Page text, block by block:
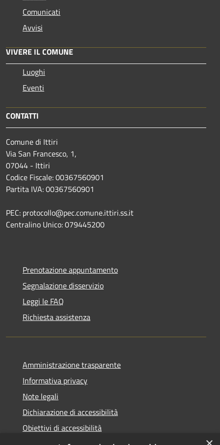
Comunicati
Avvisi
VIVERE IL COMUNE
Luoghi
Eventi
CONTATTI
Comune di Ittiri
Via San Francesco, 1,
07044 - Ittiri
Codice Fiscale: 00367560901
Partita IVA: 00367560901
PEC: protocollo@pec.comune.ittiri.ss.it
Centralino Unico: 079445200
Prenotazione appuntamento
Segnalazione disservizio
Leggi le FAQ
Richiesta assistenza
Amministrazione trasparente
Informativa privacy
Note legali
Dichiarazione di accessibilità
Obiettivi di accessibilità